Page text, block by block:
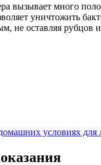
вызывает много
уничтожить
не оставляя
условиях для